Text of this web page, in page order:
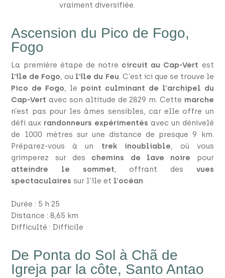
vraiment diversifiée.
Ascension du Pico de Fogo,
Fogo
La première étape de notre circuit au Cap-Vert est
l’île de Fogo, ou l’île du Feu. C’est ici que se trouve le
Pico de Fogo, le point culminant de l’archipel du
Cap-Vert avec son altitude de 2829 m. Cette marche
n’est pas pour les âmes sensibles, car elle offre un
défi aux randonneurs expérimentés avec un dénivelé
de 1000 mètres sur une distance de presque 9 km.
Préparez-vous à un trek inoubliable, où vous
grimperez sur des chemins de lave noire pour
atteindre le sommet, offrant des vues
spectaculaires sur l’île et l’océan.
Durée : 5 h 25
Distance : 8,65 km
Difficulté : Difficile
De Ponta do Sol à Chã de
Igreja par la côte, Santo Antao